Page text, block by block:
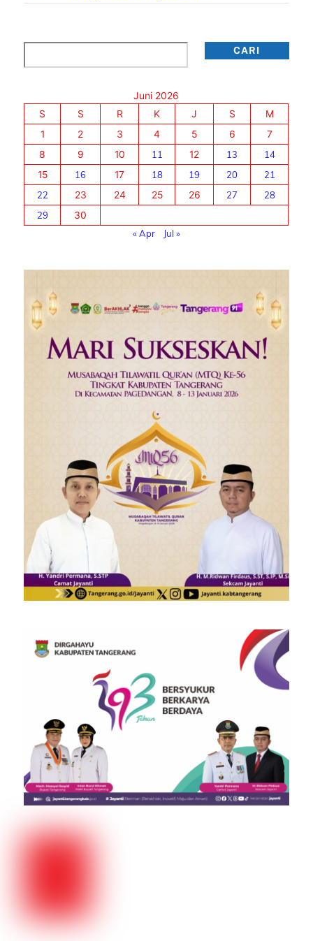
CARI
Juni 2026
S
S R K J S
M
1
2 3 4 5 6
7
8
9 10 11 12 13
14
15
16 17 18 19 20
21
22
23 24 25 26 27
28
29
30
« Apr
Jul »